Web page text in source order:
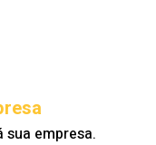
sua empresa.